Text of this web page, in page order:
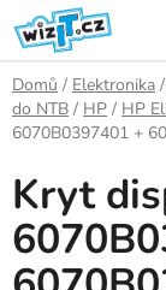
Přejít
na
obsah
Domů / Elektronika /
do NTB / HP / HP
6070B0397401 +
Kryt